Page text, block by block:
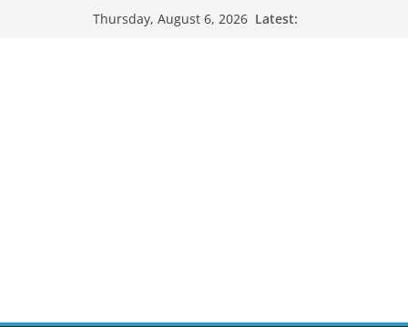
Thursday, August 6, 2026 Latest: